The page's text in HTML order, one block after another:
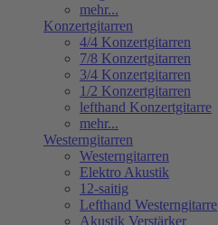
mehr...
Konzertgitarren
4/4 Konzertgitarren
7/8 Konzertgitarren
3/4 Konzertgitarren
1/2 Konzertgitarren
lefthand Konzertgitarre
mehr...
Westerngitarren
Westerngitarren
Elektro Akustik
12-saitig
Lefthand Westerngitarre
Akustik Verstärker